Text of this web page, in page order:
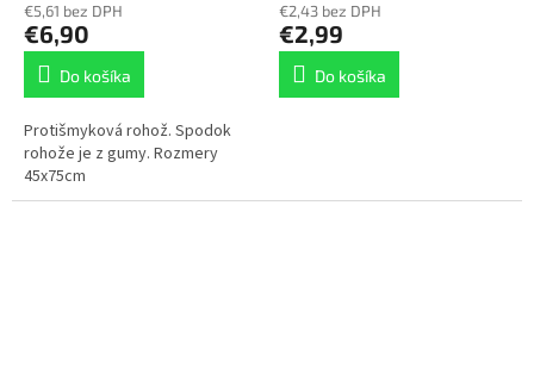
€5,61 bez DPH
€6,90
Do košíka
Protišmyková rohož. Spodok
rohože je z gumy. Rozmery
45x75cm
€2,43 bez DPH
€2,99
Do košíka